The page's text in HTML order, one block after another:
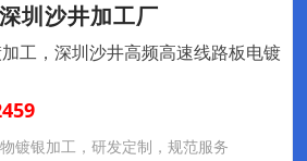
圳沙井加工厂
工，深圳沙井高频高速线路板电镀
镀银加工，研发定制，规范服务